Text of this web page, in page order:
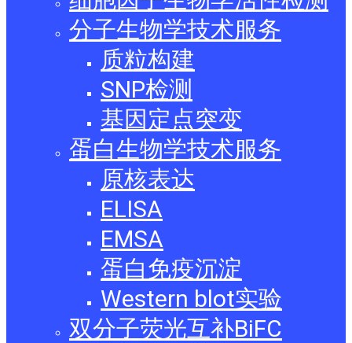
分子生物学技术服务
质粒构建
SNP检测
基因定点突变
蛋白生物学技术服务
原核表达
ELISA
EMSA
蛋白免疫沉淀
Western blot实验
双分子荧光互补BiFC